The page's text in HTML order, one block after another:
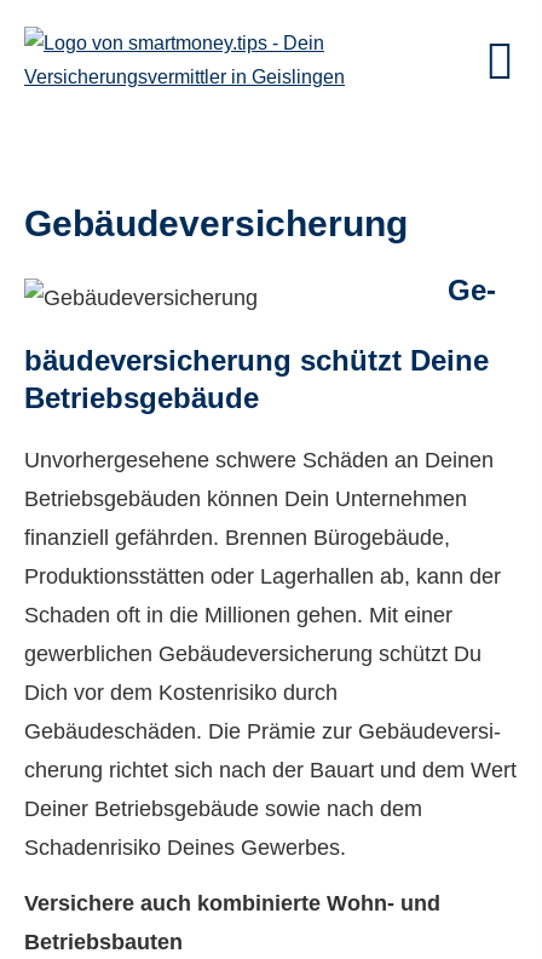
Gebäudeversicherung
Ge­
bäude­ver­si­che­rung schützt Deine
Betriebsgebäude
Unvorhergesehene schwere Schäden an Deinen
Betriebsgebäuden können Dein Unternehmen
finanziell gefährden. Brennen Bürogebäude,
Produktionsstätten oder Lagerhallen ab, kann der
Schaden oft in die Millionen gehen. Mit einer
gewerblichen Ge­bäude­ver­si­che­rung schützt Du
Dich vor dem Kostenrisiko durch
Gebäudeschäden. Die Prämie zur Ge­bäude­ver­si­
che­rung richtet sich nach der Bauart und dem Wert
Deiner Betriebsgebäude sowie nach dem
Schadenrisiko Deines Gewerbes.
Versichere auch kombinierte Wohn- und
Betriebsbauten